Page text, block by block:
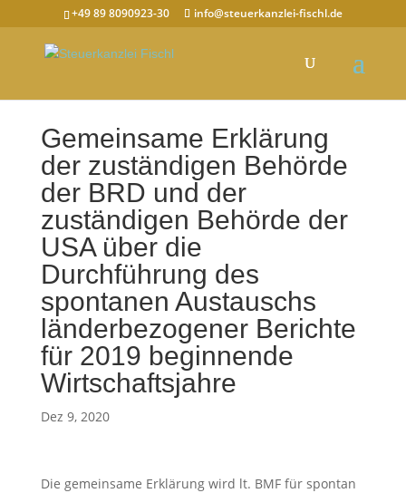
+49 89 8090923-30 info@steuerkanzlei-fischl.de
Gemeinsame Erklärung
der zuständigen Behörde
der BRD und der
zuständigen Behörde der
USA über die
Durchführung des
spontanen Austauschs
länderbezogener Berichte
für 2019 beginnende
Wirtschaftsjahre
Dez 9, 2020
Die gemeinsame Erklärung wird lt. BMF für spontan